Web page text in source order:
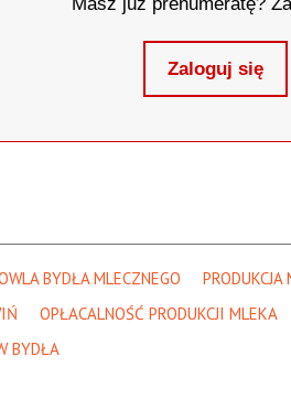
Masz już prenumeratę?
Zaloguj się
BYDŁA MLECZNEGO PRODUKCJA
OPŁACALNOŚĆ PRODUKCJI MLEKA
BYDŁA